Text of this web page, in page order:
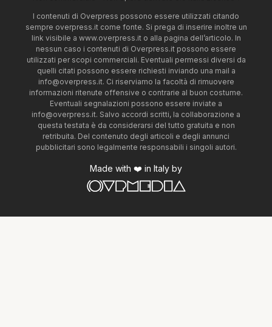
I contenuti di Overpress possono essere utilizzati citando
sempre overpress.it come fonte. Si prega di inserire inoltre un
link visibile a www.overpress.it o alla pagina dell’articolo. In
nessun caso i contenuti di Overpress.it possono essere
utilizzati per scopi commerciali. Eventuali permessi diversi da
quelli citati possono essere richiesti inviando una mail a
info@overpress.it. Ci riserviamo la facoltà di rimuovere
informazioni ritenute offensive o contrarie al buon costume.
Eventuali segnalazioni possono essere inviate a
info@overpress.it. Salvo accordi scritti, la collaborazione a
questa testata è da considerarsi del tutto gratuita e non
retribuita. Del contenuto degli articoli e degli annunci
pubblicitari sono legalmente responsabili i singoli autori.
Made with ❤️ in Italy by